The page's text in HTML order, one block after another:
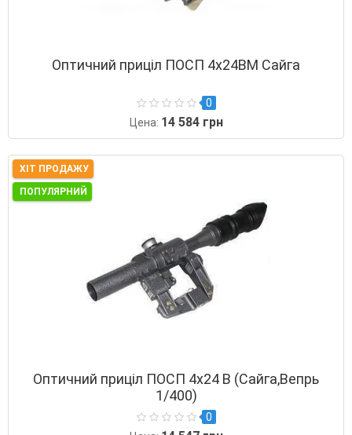
Оптичний приціл ПОСП 4x24ВМ Сайга
0
Цена: 14 584 грн
ХІТ ПРОДАЖУ
ПОПУЛЯРНИЙ
Оптичний приціл ПОСП 4х24 В (Сайга,Вепрь
1/400)
0